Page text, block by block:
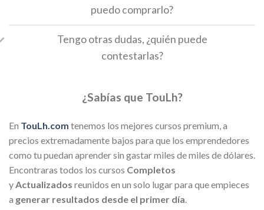
puedo comprarlo?
Tengo otras dudas, ¿quién puede
contestarlas?
¿Sabías que TouLh?
En TouLh.com tenemos los mejores cursos premium, a
precios extremadamente bajos para que los emprendedores
como tu puedan aprender sin gastar miles de miles de dólares.
Encontraras todos los cursos Completos
yActualizados reunidos en un solo lugar para que empieces
a generar resultados desde el primer día.